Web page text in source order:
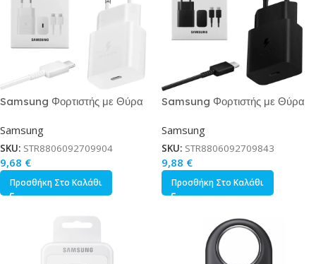
Samsung Φορτιστής με Θύρα
USB-C 15W Power Delivery
Λευκός EP-T1510X
Samsung
SKU: STR8806092709904
9,68 €
Προσθήκη Στο Καλάθι
Samsung Φορτιστής με Θύρα
USB-C 15W Power Delivery
Μαύρος EP-T1510X
Samsung
SKU: STR8806092709843
9,88 €
Προσθήκη Στο Καλάθι